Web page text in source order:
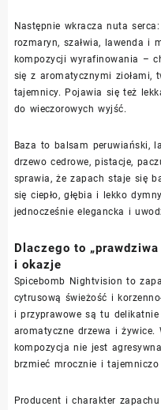
Następnie wkracza nuta
rozmaryn, szałwia, lawenda i
kompozycji wyrafinowania –
się z aromatycznymi ziołami,
tajemnicy. Pojawia się też
do wieczorowych wyjść.
Baza to balsam peruwiański,
drzewo cedrowe, pistacje,
sprawia, że zapach staje się
się ciepło, głębia i lekko
jednocześnie elegancka i
Dlaczego to
i okazje
Spicebomb Nightvision to
cytrusową świeżość i
i przyprawowe są tu
aromatyczne drzewa i żywice.
kompozycja nie jest
brzmieć mrocznie i
Producent i charakter